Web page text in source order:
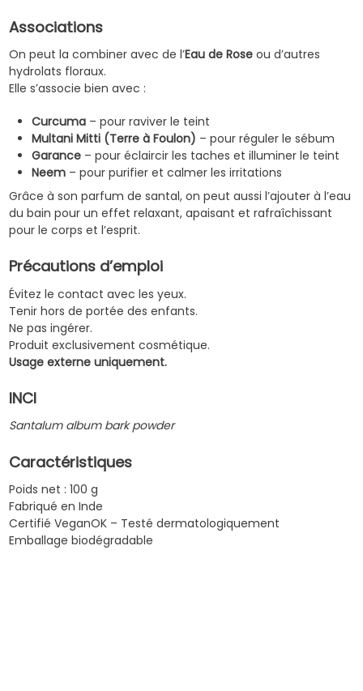
Associations
On peut la combiner avec de l’Eau de Roseou d’autres
hydrolats floraux.
Elle s’associe bien avec :
Curcuma– pour raviver le teint
Multani Mitti (Terre à Foulon) – pour réguler le sébum
Garance– pour éclaircir les taches et illuminer le teint
Neem– pour purifier et calmer les irritations
Grâce à son parfum de santal, on peut aussi l’ajouter à l’eau
du bain pour un effet relaxant, apaisant et rafraîchissant
pour le corps et l’esprit.
Précautions d’emploi
Évitez le contact avec les yeux.
Tenir hors de portée des enfants.
Ne pas ingérer.
Produit exclusivement cosmétique.
Usage externe uniquement.
INCI
Santalum album bark powder
Caractéristiques
Poids net : 100 g
Fabriqué en Inde
Certifié VeganOK – Testé dermatologiquement
Emballage biodégradable